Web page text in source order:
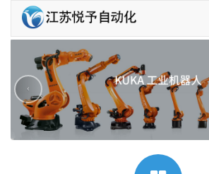
‹